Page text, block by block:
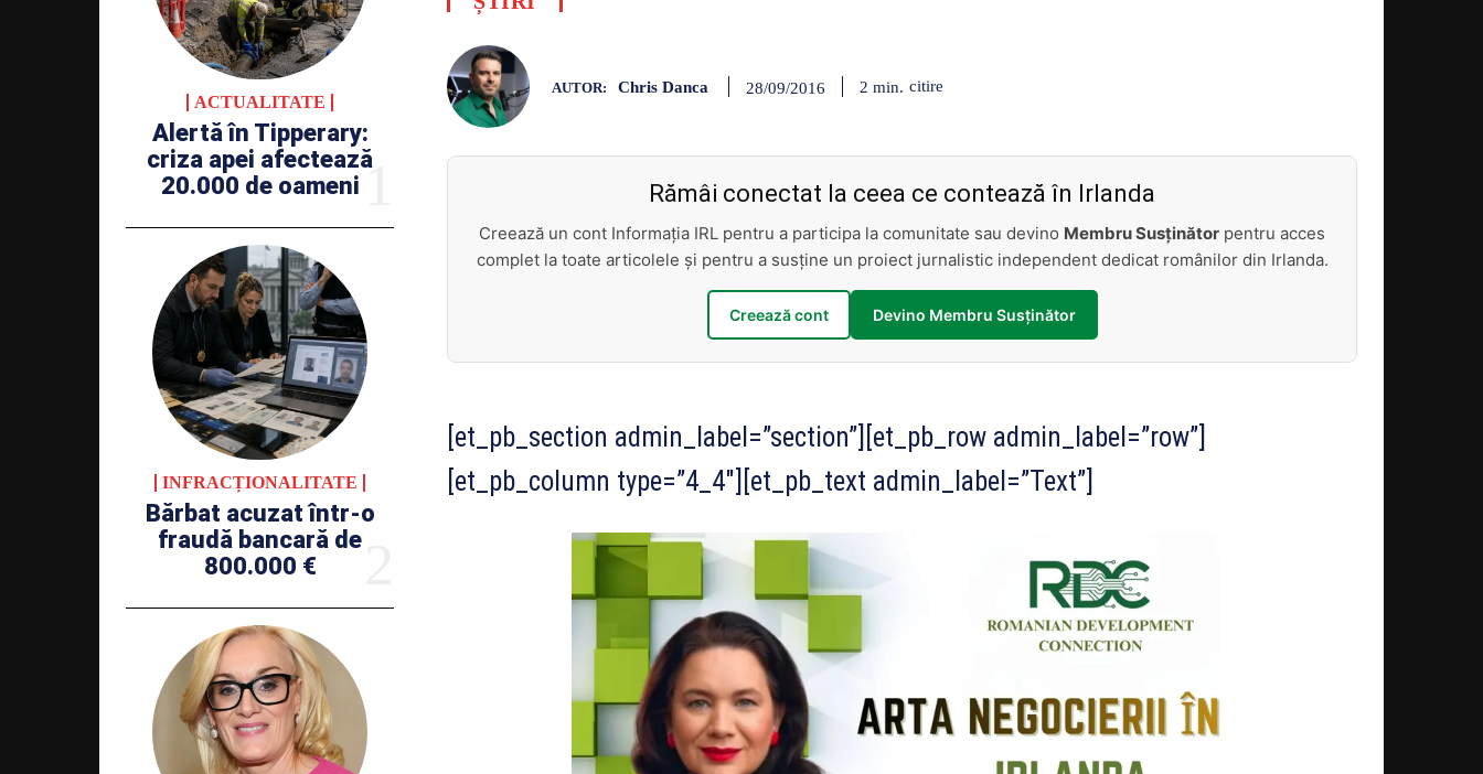
ACTUALITATE
Alertă în Tipperary:
criza apei afectează
20.000 de oameni
INFRACȚIONALITATE
Bărbat acuzat într-o
fraudă bancară de
800.000 €
AUTOR: Chris Danca 28/09/2016 2 min. citire
Rămâi conectat la ceea ce contează în Irlanda
Creează un cont Informația IRL pentru a participa la comunitate sau devino Membru Susținător pentru acces
complet la toate articolele și pentru a susține un proiect jurnalistic independent dedicat românilor din Irlanda.
Creează cont Devino Membru Susținător
[et_pb_section admin_label=”section”][et_pb_row admin_label=”row”]
[et_pb_column type=”4_4″][et_pb_text admin_label=”Text”]